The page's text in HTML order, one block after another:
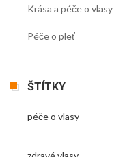
Krása a péče o vlasy
Péče o pleť
ŠTÍTKY
péče o vlasy